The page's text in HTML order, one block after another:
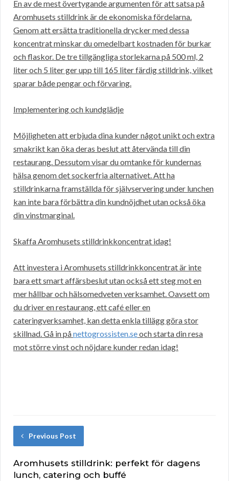
En av de mest övertygande argumenten för att satsa på
Aromhusets stilldrink är de ekonomiska fördelarna.
Genom att ersätta traditionella drycker med dessa
koncentrat minskar du omedelbart kostnaden för burkar
och flaskor. De tre tillgängliga storlekarna på 500 ml, 2
liter och 5 liter ger upp till 165 liter färdig stilldrink, vilket
sparar både pengar och förvaring.
Implementering och kundglädje
Möjligheten att erbjuda dina kunder något unikt och extra
smakrikt kan öka deras beslut att återvända till din
restaurang. Dessutom visar du omtanke för kundernas
hälsa genom det sockerfria alternativet. Att ha
stilldrinkarna framställda för självservering under lunchen
kan inte bara förbättra din kundnöjdhet utan också öka
din vinstmarginal.
Skaffa Aromhusets stilldrinkkoncentrat idag!
Att investera i Aromhusets stilldrinkkoncentrat är inte
bara ett smart affärsbeslut utan också ett steg mot en
mer hållbar och hälsomedveten verksamhet. Oavsett om
du driver en restaurang, ett café eller en
cateringverksamhet, kan detta enkla tillägg göra stor
skillnad. Gå in pånettogrossisten.seoch starta din resa
mot större vinst och nöjdare kunder redan idag!
Previous Post
Aromhusets stilldrink: perfekt för dagens
lunch, catering och buffé